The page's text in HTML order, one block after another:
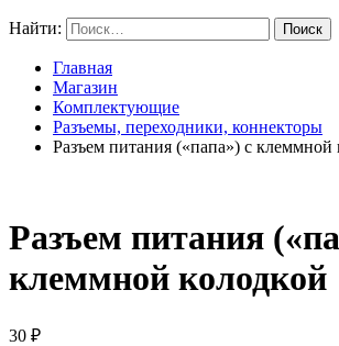
Найти:
Главная
Магазин
Комплектующие
Разъемы, переходники, коннекторы
Разъем питания («папа») с клеммной
Разъем питания
клеммной колодкой
30 ₽